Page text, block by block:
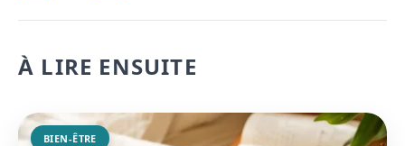
À LIRE ENSUITE
BIEN-ÊTRE